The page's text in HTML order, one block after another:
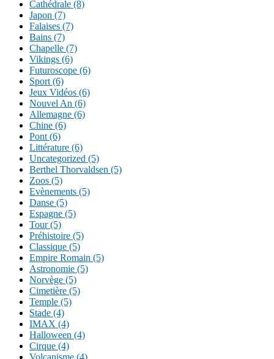
Cathédrale (8)
Japon (7)
Falaises (7)
Bains (7)
Chapelle (7)
Vikings (6)
Futuroscope (6)
Sport (6)
Jeux Vidéos (6)
Nouvel An (6)
Allemagne (6)
Chine (6)
Pont (6)
Littérature (6)
Uncategorized (5)
Berthel Thorvaldsen (5)
Zoos (5)
Evènements (5)
Danse (5)
Espagne (5)
Tour (5)
Préhistoire (5)
Classique (5)
Empire Romain (5)
Astronomie (5)
Norvège (5)
Cimetière (5)
Temple (5)
Stade (4)
IMAX (4)
Halloween (4)
Cirque (4)
Volcanisme (4)